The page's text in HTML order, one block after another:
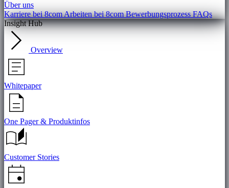
Über uns
Karriere bei 8comArbeiten bei 8comBewerbungsprozessFAQs
Insight Hub
Overview
Whitepaper
One Pager & Produktinfos
Customer Stories